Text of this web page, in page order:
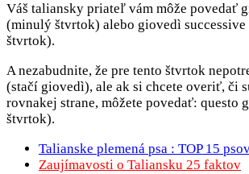
Váš taliansky priateľ vám môže povedať
(minulý štvrtok) alebo giovedì
štvrtok).
A nezabudnite, že pre tento štvrtok
(stačí giovedì), ale ak si chcete overiť, či
rovnakej strane, môžete povedať: questo
štvrtok).
Talianske plemená psa : TOP 15
Zaujímavosti o Taliansku 25 faktov